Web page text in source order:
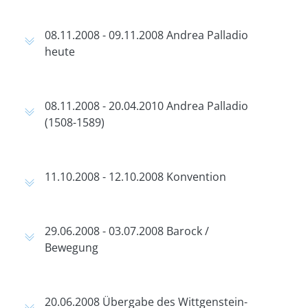
08.11.2008 - 09.11.2008 Andrea Palladio
heute
08.11.2008 - 20.04.2010 Andrea Palladio
(1508-1589)
11.10.2008 - 12.10.2008 Konvention
29.06.2008 - 03.07.2008 Barock /
Bewegung
20.06.2008 Übergabe des Wittgenstein-